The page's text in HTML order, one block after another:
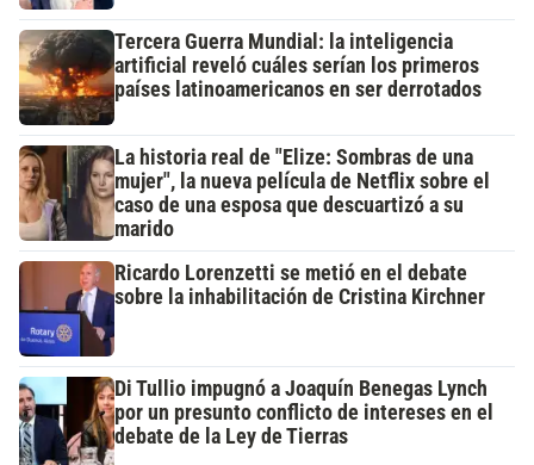
Tercera Guerra Mundial: la inteligencia
artificial reveló cuáles serían los primeros
países latinoamericanos en ser derrotados
La historia real de "Elize: Sombras de una
mujer", la nueva película de Netflix sobre el
caso de una esposa que descuartizó a su
marido
Ricardo Lorenzetti se metió en el debate
sobre la inhabilitación de Cristina Kirchner
Di Tullio impugnó a Joaquín Benegas Lynch
por un presunto conflicto de intereses en el
debate de la Ley de Tierras